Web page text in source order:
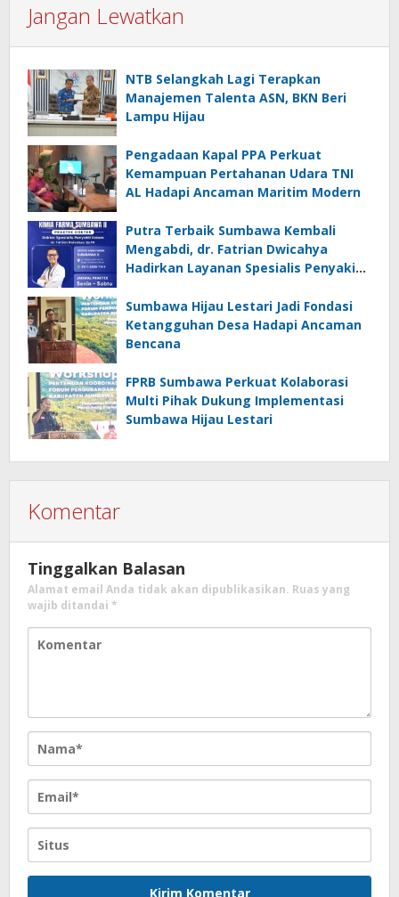
Jangan Lewatkan
NTB Selangkah Lagi Terapkan
Manajemen Talenta ASN, BKN Beri
Lampu Hijau
Pengadaan Kapal PPA Perkuat
Kemampuan Pertahanan Udara TNI
AL Hadapi Ancaman Maritim Modern
Putra Terbaik Sumbawa Kembali
Mengabdi, dr. Fatrian Dwicahya
Hadirkan Layanan Spesialis Penyakit
Sumbawa Hijau Lestari Jadi Fondasi
Ketangguhan Desa Hadapi Ancaman
Bencana
FPRB Sumbawa Perkuat Kolaborasi
Multi Pihak Dukung Implementasi
Sumbawa Hijau Lestari
Komentar
Tinggalkan Balasan
Alamat email Anda tidak akan dipublikasikan. Ruas yang
wajib ditandai *